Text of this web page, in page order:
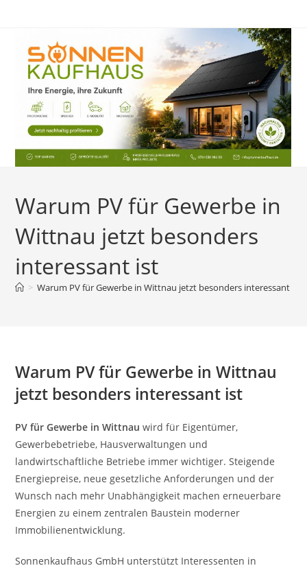
Warum PV für Gewerbe in
Wittnau jetzt besonders
interessant ist
> Warum PV für Gewerbe in Wittnau jetzt besonders interessant ist
Warum PV für Gewerbe in Wittnau
jetzt besonders interessant ist
PV für Gewerbe in Wittnau wird für Eigentümer,
Gewerbebetriebe, Hausverwaltungen und
landwirtschaftliche Betriebe immer wichtiger. Steigende
Energiepreise, neue gesetzliche Anforderungen und der
Wunsch nach mehr Unabhängigkeit machen erneuerbare
Energien zu einem zentralen Baustein moderner
Immobilienentwicklung.
Sonnenkaufhaus GmbH unterstützt Interessenten in